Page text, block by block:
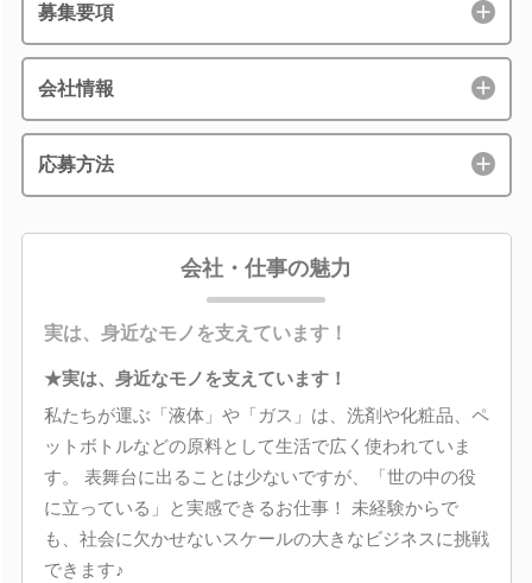
募集要項
会社情報
応募方法
会社・仕事の魅力
実は、身近なモノを支えています！
★実は、身近なモノを支えています！
私たちが運ぶ「液体」や「ガス」は、洗剤や化粧品、ペ
ットボトルなどの原料として生活で広く使われていま
す。 表舞台に出ることは少ないですが、「世の中の役
に立っている」と実感できるお仕事！ 未経験からで
も、社会に欠かせないスケールの大きなビジネスに挑戦
できます♪